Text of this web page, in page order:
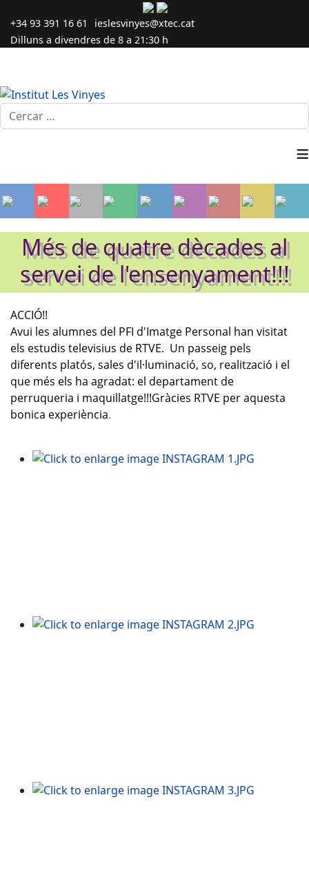
+34 93 391 16 61
ieslesvinyes@xtec.cat
Dilluns a divendres de 8 a 21:30 h
Cercar...
≡
Més de quatre dècades al
servei de l'ensenyament!!!
ACCIÓ!!
Avui les alumnes del PFI d'Imatge Personal han visitat
els estudis televisius de RTVE. Un passeig pels
diferents platós, sales d'il·luminació, so, realització i el
que més els ha agradat: el departament de
perruqueria i maquillatge!!!Gràcies RTVE per aquesta
bonica experiència.